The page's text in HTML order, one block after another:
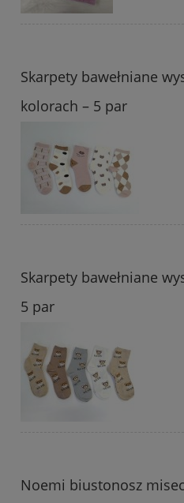
Skarpety bawełniane
kolorach – 5 par
Skarpety bawełniane
5 par
Noemi biustonosz